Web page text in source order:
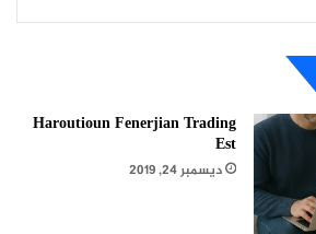
Haroutioun Fenerjian Trading
Est
ديسمبر 24, 2019